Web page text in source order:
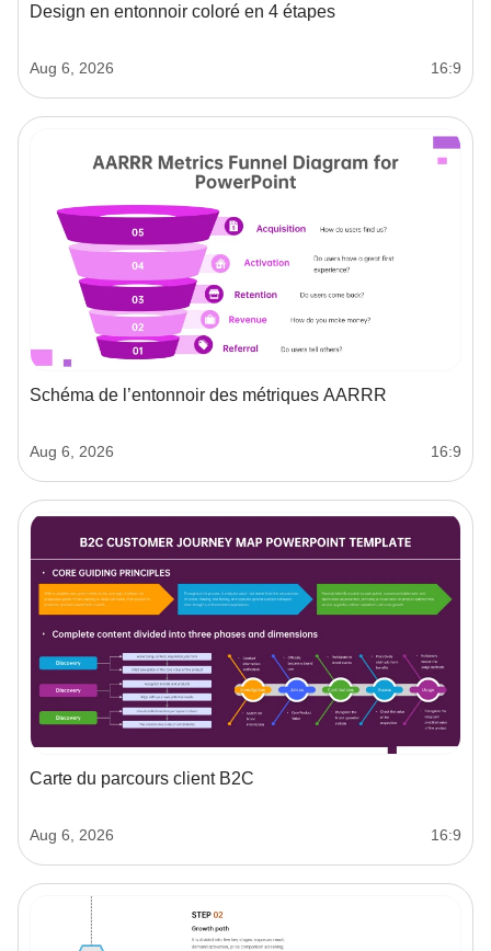
Design en entonnoir coloré en 4 étapes
Aug 6, 2026 16:9
Schéma de l’entonnoir des métriques AARRR
Aug 6, 2026 16:9
Carte du parcours client B2C
Aug 6, 2026 16:9